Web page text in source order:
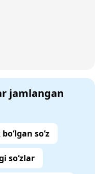
jamlangan
so‘z
so‘zlar